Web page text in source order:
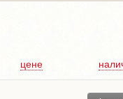
цене